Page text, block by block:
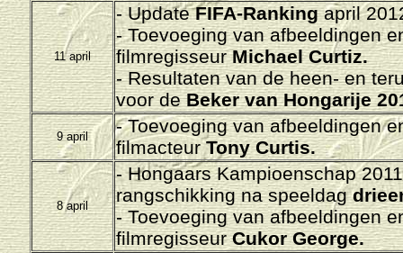
11 april
- UpdateFIFA-Rankingapril
- Toevoeging van afbeeldingen
filmregisseurMichael Curtiz.
- Resultaten van de heen- en
voor deBeker van Hongarije
9 april
-Toevoeging van afbeeldingen
filmacteurTony Curtis.
8 april
- Hongaars Kampioenschap
rangschikking na speeldag
- Toevoeging van afbeeldingen
filmregisseurCukor George.